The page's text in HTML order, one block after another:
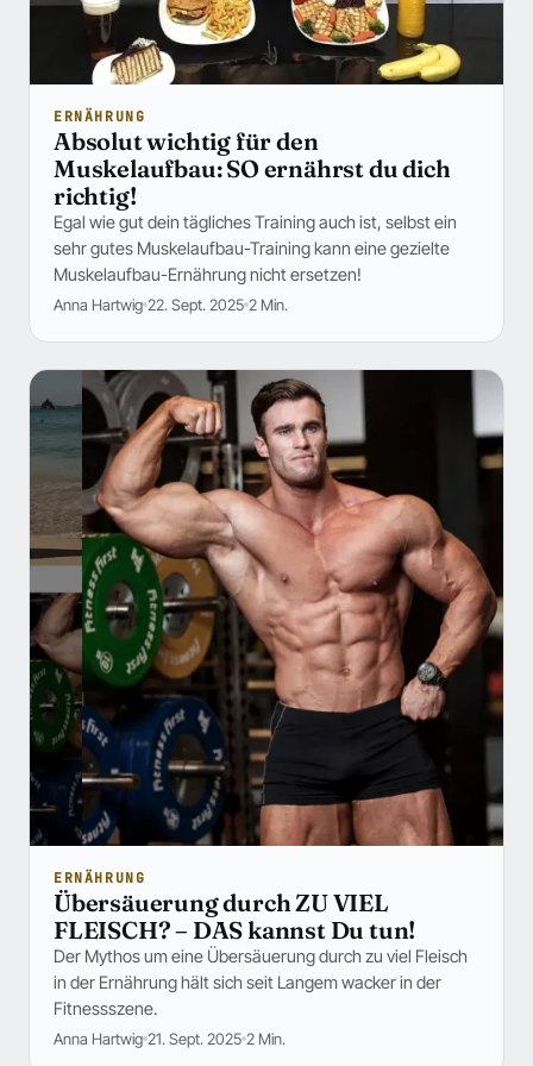
ERNÄHRUNG
Absolut wichtig für den
Muskelaufbau: SO ernährst du dich
richtig!
Egal wie gut dein tägliches Training auch ist, selbst ein
sehr gutes Muskelaufbau-Training kann eine gezielte
Muskelaufbau-Ernährung nicht ersetzen!
Anna Hartwig 22. Sept. 2025 2 Min.
ERNÄHRUNG
Übersäuerung durch ZU VIEL
FLEISCH? – DAS kannst Du tun!
Der Mythos um eine Übersäuerung durch zu viel Fleisch
in der Ernährung hält sich seit Langem wacker in der
Fitnessszene.
Anna Hartwig 21. Sept. 2025 2 Min.